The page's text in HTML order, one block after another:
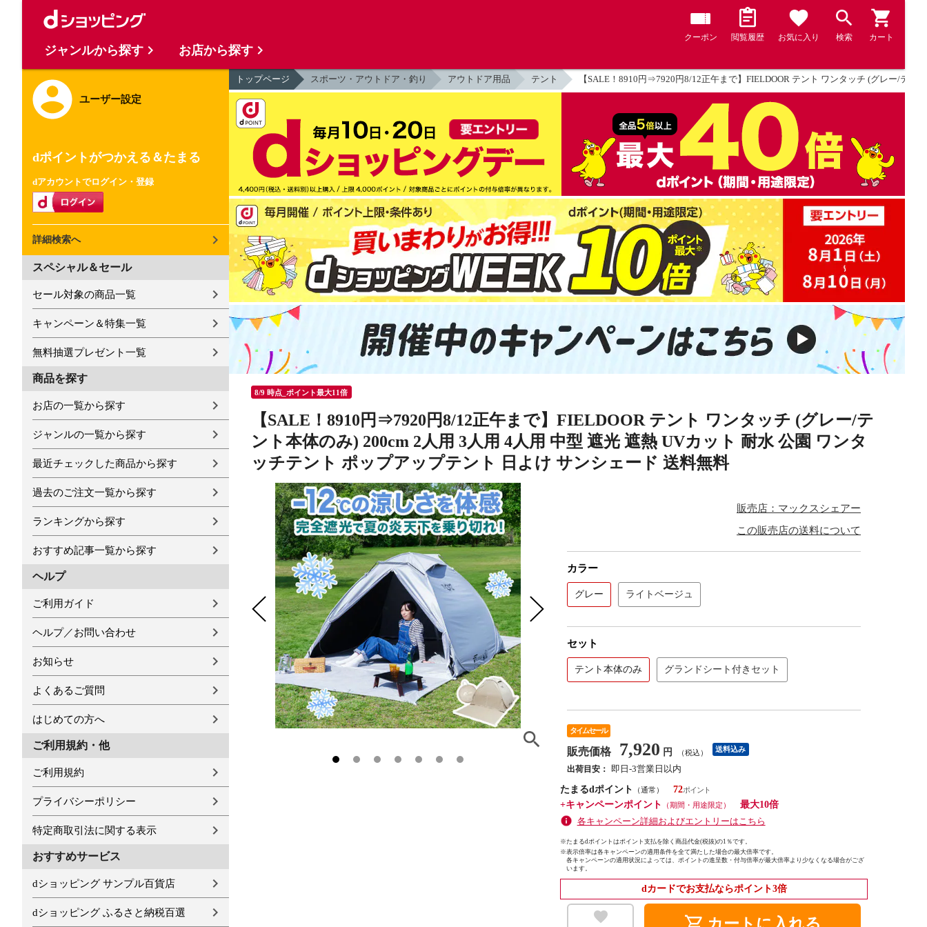
クーポン 閲覧履歴 お気に入り 検索 カート
ユーザー設定
dポイントがつかえる＆たまる
dアカウントでログイン・登録
詳細検索へ
スペシャル＆セール
セール対象の商品一覧
キャンペーン＆特集一覧
無料抽選プレゼント一覧
商品を探す
お店の一覧から探す
ジャンルの一覧から探す
最近チェックした商品から探す
過去のご注文一覧から探す
ランキングから探す
おすすめ記事一覧から探す
ヘルプ
ご利用ガイド
ヘルプ／お問い合わせ
お知らせ
よくあるご質問
はじめての方へ
ご利用規約・他
ご利用規約
プライバシーポリシー
特定商取引法に関する表示
おすすめサービス
dショッピング サンプル百貨店
dショッピング ふるさと納税百選
トップページ スポーツ・アウトドア・釣り アウトドア用品 テント 【SALE！8910円⇒7920円8/12正午まで】FIELDOOR テント ワンタッチ (グレー/テ
8/9 時点_ポイント最大11倍
【SALE！8910円⇒7920円8/12正午まで】FIELDOOR テント ワンタッチ (グレー/テ
ント本体のみ) 200cm 2人用 3人用 4人用 中型 遮光 遮熱 UVカット 耐水 公園 ワンタ
ッチテント ポップアップテント 日よけ サンシェード 送料無料
販売店：マックスシェアー
この販売店の送料について
カラー
グレー ライトベージュ
セット
テント本体のみ グランドシート付きセット
タイムセール
販売価格 7,920 円 （税込） 送料込み
出荷目安：
即日-3営業日以内
たまるdポイント
（通常）
72
+キャンペーンポイント
（期間・用途限定）
最大10倍
各キャンペーン詳細およびエントリーはこちら
※たまるdポイントはポイント支払を除く商品代金(税抜)の1％です。
※表示倍率は各キャンペーンの適用条件を全て満たした場合の最大倍率です。
各キャンペーンの適用状況によっては、ポイントの進呈数・付与倍率が最大倍率より少なくなる場合がござ
います。
dカードでお支払ならポイント3倍
ジャンルから探す お店から探す